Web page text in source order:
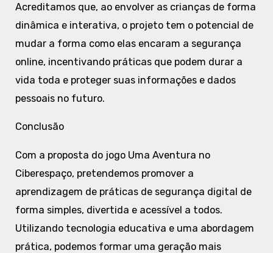
Acreditamos que, ao envolver as crianças de forma
dinâmica e interativa, o projeto tem o potencial de
mudar a forma como elas encaram a segurança
online, incentivando práticas que podem durar a
vida toda e proteger suas informações e dados
pessoais no futuro.
Conclusão
Com a proposta do jogo Uma Aventura no
Ciberespaço, pretendemos promover a
aprendizagem de práticas de segurança digital de
forma simples, divertida e acessível a todos.
Utilizando tecnologia educativa e uma abordagem
prática, podemos formar uma geração mais